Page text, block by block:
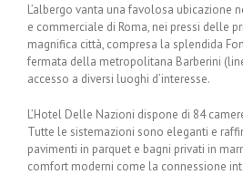
L’albergo vanta una favolosa ubicazione
e commerciale di Roma, nei pressi delle
magnifica città, compresa la splendida
fermata della metropolitana Barberini
accesso a diversi luoghi d’interesse.
L’Hotel Delle Nazioni dispone di 84
Tutte le sistemazioni sono eleganti e
pavimenti in parquet e bagni privati in
comfort moderni come la connessione